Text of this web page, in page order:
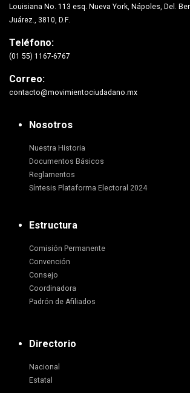
Louisiana No. 113 esq. Nueva York, Nápoles, Del.
Juárez., 3810, D.F.
Teléfono:
(01 55) 1167-6767
Correo:
contacto@movimientociudadano.mx
Nosotros
Nuestra Historia
Documentos Básicos
Reglamentos
Síntesis Plataforma Electoral 2024
Estructura
Comisión Permanente
Convención
Consejo
Coordinadora
Padrón de Afiliados
Directorio
Nacional
Estatal